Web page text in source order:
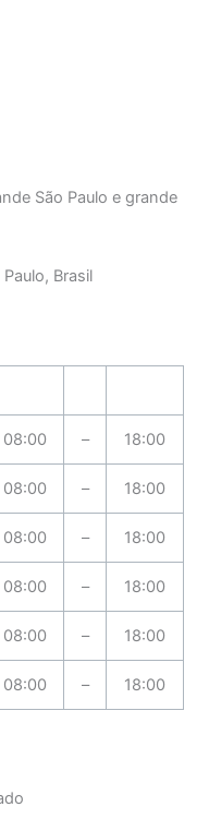
São Paulo e grande
Brasil
08:00 – 18:00
08:00 – 18:00
08:00 – 18:00
08:00 – 18:00
08:00 – 18:00
08:00 – 18:00